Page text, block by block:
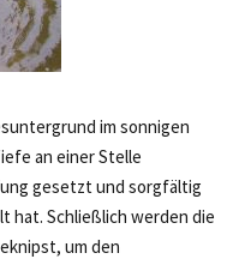
im sonnigen
an einer Stelle
gesetzt und sorgfältig
hat. Schließlich werden die
um den